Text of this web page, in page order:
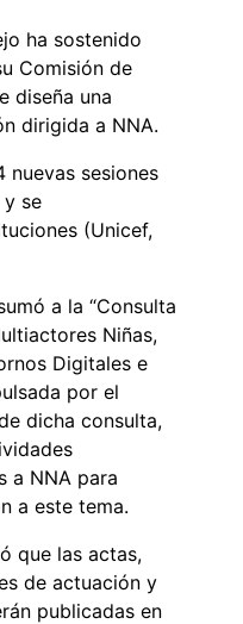
ha sostenido
Comisión de
diseña una
dirigida a NNA.
nuevas sesiones
se
(Unicef,
a la “Consulta
Niñas,
Digitales e
por el
dicha consulta,
a NNA para
a este tema.
que las actas,
de actuación y
publicadas en